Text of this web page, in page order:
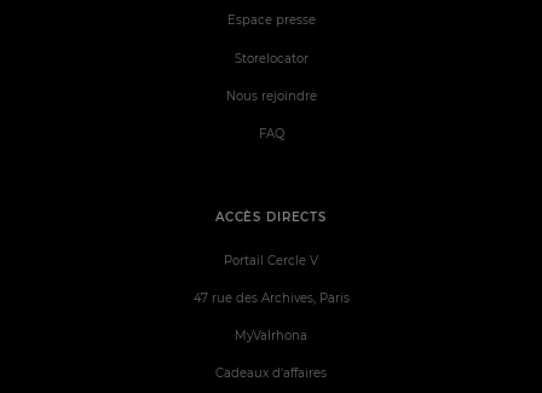
ACCÈS DIRECTS
Portail Cercle V
47 rue des Archives, Paris
MyValrhona
Cadeaux d'affaires
Espace presse
Storelocator
Nous rejoindre
FAQ